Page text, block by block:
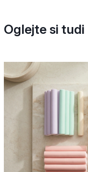
Oglejte si tudi